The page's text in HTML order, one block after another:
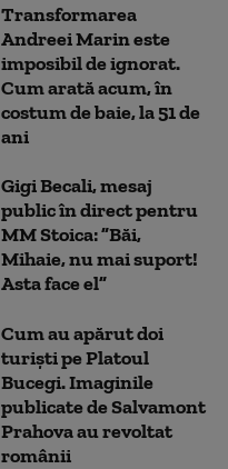
Transformarea
Andreei Marin este
imposibil de ignorat.
Cum arată acum, în
costum de baie, la 51 de
ani
Gigi Becali, mesaj
public în direct pentru
MM Stoica: ”Băi,
Mihaie, nu mai suport!
Asta face el”
Cum au apărut doi
turiști pe Platoul
Bucegi. Imaginile
publicate de Salvamont
Prahova au revoltat
românii